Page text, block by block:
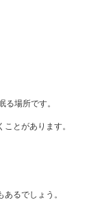
場所です。
とがあります。
るでしょう。